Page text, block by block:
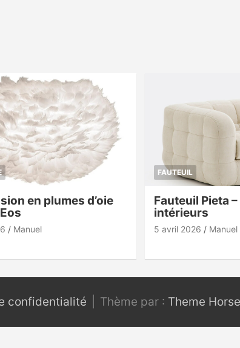
en plumes d’oie
Manuel
FAUTEUIL
Fauteuil Pieta
intérieurs
5 avril 2026 Manuel
confidentialité Thème par : Theme Horse